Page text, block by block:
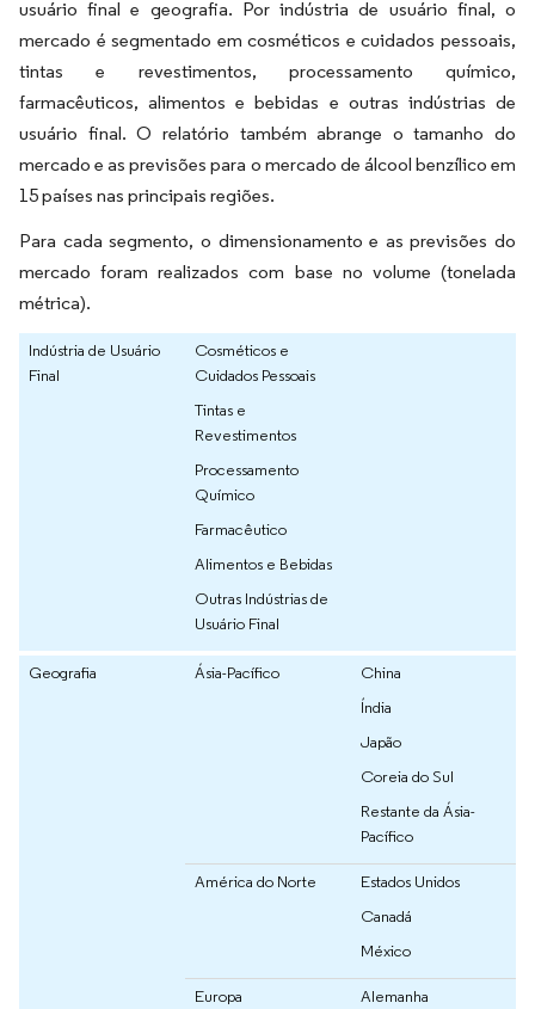
usuário final e geografia. Por indústria de usuário final, o
mercado é segmentado em cosméticos e cuidados pessoais,
tintas e revestimentos, processamento químico,
farmacêuticos, alimentos e bebidas e outras indústrias de
usuário final. O relatório também abrange o tamanho do
mercado e as previsões para o mercado de álcool benzílico em
15 países nas principais regiões.
Para cada segmento, o dimensionamento e as previsões do
mercado foram realizados com base no volume (tonelada
métrica).
Indústria de Usuário
Final
Cosméticos e
Cuidados Pessoais
Tintas e
Revestimentos
Processamento
Químico
Farmacêutico
Alimentos e Bebidas
Outras Indústrias de
Usuário Final
Geografia Ásia-Pacífico
China
Índia
Japão
Coreia do Sul
Restante da Ásia-
Pacífico
América do Norte
Estados Unidos
Canadá
México
Europa
Alemanha